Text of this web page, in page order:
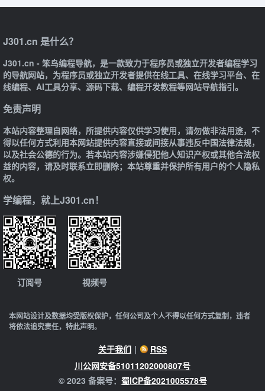
J301.cn 是什么？
J301.cn - 笨鸟编程导航，是一款致力于程序员或独立开发者编程学习
的导航网站，为程序员或独立开发者提供在线工具、在线学习平台、在
线编程、AI工具分享、源码下载、编程开发教程等网站导航指引。
免责声明
本站内容整理自网络，所提供内容仅供学习使用，请勿做非法用途，不
得以任何方式利用本网站提供内容直接或间接从事违反中国法律法规，
以及社会公德的行为。若本站内容涉嫌侵犯他人知识产权或其他合法权
益的内容，请及时联系立即删除；本站尊重并保护所有用户的个人隐私
权。
学编程，就上J301.cn！
订阅号 视频号
本网站设计及数据均受版权保护，任何公司及个人不得以任何方式复制，违者
将依法追究责任，特此声明。
© 2023 备案号： 蜀ICP备2021005578号
川公网安备51011202000807号
关于我们 | RSS